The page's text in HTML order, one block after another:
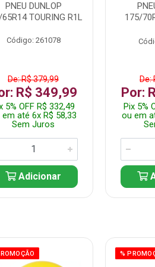
PNEU DUNLOP
TOURING R1L
Código: 261078
De: R$ 379,99
R$ 349,99
5% OFF R$ 332,49
até 6x R$ 58,33
Sem Juros
Adicionar
175/
De:
Por:
Pix 5%
ou em
%